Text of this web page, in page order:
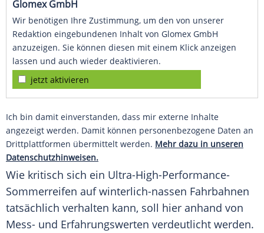
Glomex GmbH
Wir benötigen Ihre Zustimmung, um den von unserer
Redaktion eingebundenen Inhalt von Glomex GmbH
anzuzeigen. Sie können diesen mit einem Klick anzeigen
lassen und auch wieder deaktivieren.
jetzt aktivieren
Ich bin damit einverstanden, dass mir externe Inhalte
angezeigt werden. Damit können personenbezogene Daten an
Drittplattformen übermittelt werden. Mehr dazu in unseren
Datenschutzhinweisen.
Wie kritisch sich ein Ultra-High-Performance-
Sommerreifen auf winterlich-nassen Fahrbahnen
tatsächlich verhalten kann, soll hier anhand von
Mess- und Erfahrungswerten verdeutlicht werden.